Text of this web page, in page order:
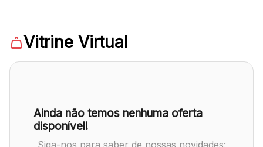
Vitrine virtual
Vitrine Virtual
Ainda não temos nenhuma oferta
disponível!
Siga-nos para saber de nossas novidades: